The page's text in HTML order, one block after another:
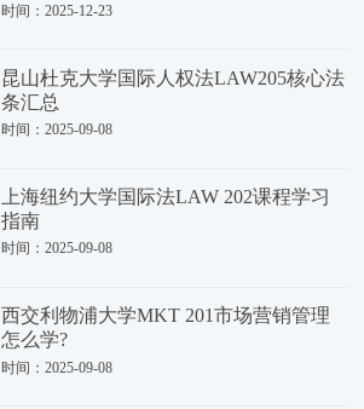
时间：2025-12-23
昆山杜克大学国际人权法LAW205核心法
条汇总
时间：2025-09-08
上海纽约大学国际法LAW 202课程学习
指南
时间：2025-09-08
西交利物浦大学MKT 201市场营销管理
怎么学?
时间：2025-09-08